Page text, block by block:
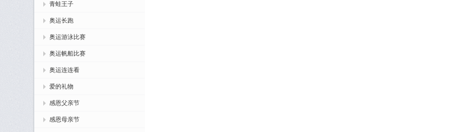
青蛙王子
奥运长跑
奥运游泳比赛
奥运帆船比赛
奥运连连看
爱的礼物
感恩父亲节
感恩母亲节